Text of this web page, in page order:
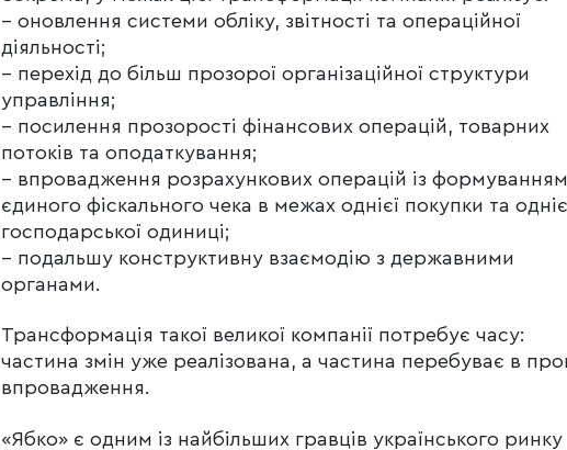
– оновлення системи обліку, звітності та операційної
діяльності;
– перехід до більш прозорої організаційної структури
управління;
– посилення прозорості фінансових операцій, товарних
потоків та оподаткування;
– впровадження розрахункових операцій із формуванням
єдиного фіскального чека в межах однієї покупки та
господарської одиниці;
– подальшу конструктивну взаємодію з державними
органами.
Трансформація такої великої компанії потребує часу:
частина змін уже реалізована, а частина перебуває в
впровадження.
«Ябко» є одним із найбільших гравців українського ринку